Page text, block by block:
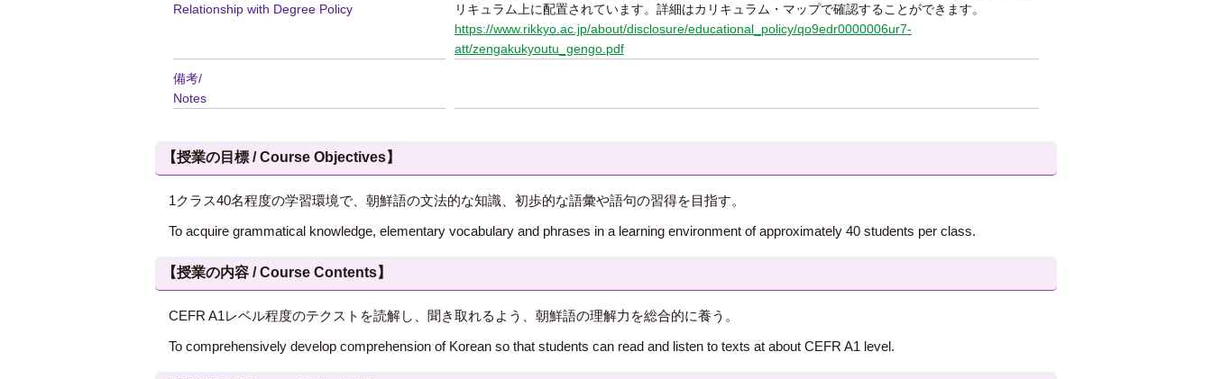
Relationship with Degree Policy
リキュラム上に配置されています。詳細はカリキュラム・マップで確認することができます。
https://www.rikkyo.ac.jp/about/disclosure/educational_policy/qo9edr0000006ur7-
att/zengakukyoutu_gengo.pdf
備考/
Notes
【授業の目標 / Course Objectives】
1クラス40名程度の学習環境で、朝鮮語の文法的な知識、初歩的な語彙や語句の習得を目指す。
To acquire grammatical knowledge, elementary vocabulary and phrases in a learning environment of approximately 40 students per class.
【授業の内容 / Course Contents】
CEFR A1レベル程度のテクストを読解し、聞き取れるよう、朝鮮語の理解力を総合的に養う。
To comprehensively develop comprehension of Korean so that students can read and listen to texts at about CEFR A1 level.